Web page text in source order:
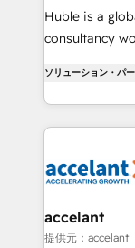
Netsuite 🤖
the rare
Accreditation,
new HubSpot
CRM
Huble is a
consultancy
the strategy,
HubSpot into a
HubSpot's
worldwide,
One
across offices
ソリューション・パ
accelant
提供元：accelant